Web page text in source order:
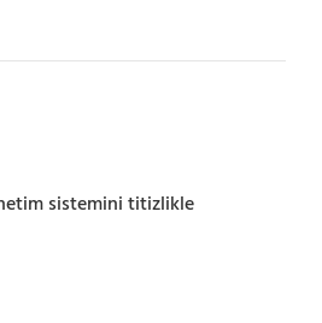
sistemini titizlikle